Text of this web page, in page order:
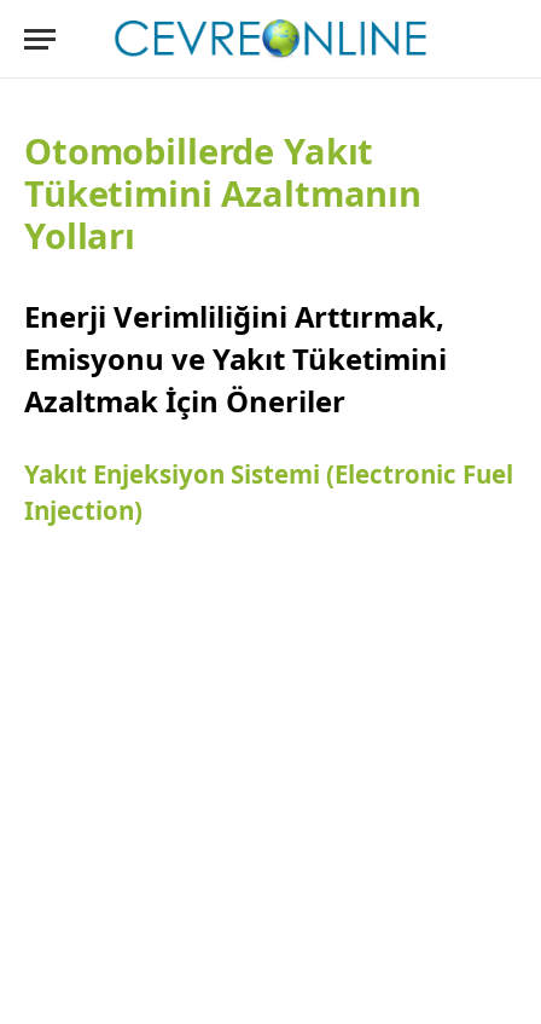
Otomobillerde Yakıt
Tüketimini Azaltmanın
Yolları
Enerji Verimliliğini Arttırmak,
Emisyonu ve Yakıt Tüketimini
Azaltmak İçin Öneriler
Yakıt Enjeksiyon Sistemi (Electronic Fuel
Injection)